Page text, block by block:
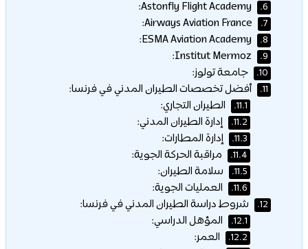
6.
7.
8.
9.
10. جامعة تولوز:
11. أفضل تخصصات الطيران المدني في فرنسا:
11.1. الطيران التجاري:
11.2. إدارة الطيران المدني:
11.3. إدارة المطارات:
11.4. مراقبة الحركة الجوية:
11.5. سلامة الطيران:
11.6. العمليات الجوية:
12. شروط دراسة الطيران المدني في فرنسا:
12.1. المؤهل الدراسي:
12.2. العمر: